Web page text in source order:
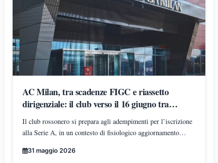
AC Milan, tra scadenze FIGC e riassetto
dirigenziale: il club verso il 16 giugno tra
normalità amministrativa e attenzione
mediatica
Il club rossonero si prepara agli adempimenti per l’iscrizione
alla Serie A, in un contesto di fisiologico aggiornamento
di transizione interna e alimenta anche voci non ufficiali
31 maggio 2026